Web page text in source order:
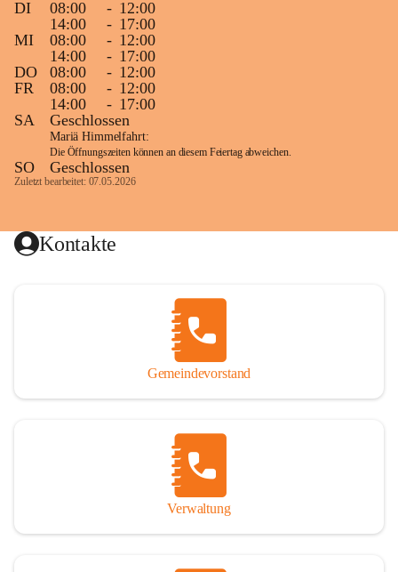
DI
08:00 - 12:00
14:00
- 17:00
MI
08:00 - 12:00
14:00
- 17:00
DO
08:00 - 12:00
FR
08:00 - 12:00
14:00
- 17:00
SA
Geschlossen
Mariä Himmelfahrt:
Die Öffnungszeiten können an diesem Feiertag abweichen.
SO Geschlossen
Zuletzt bearbeitet: 07.05.2026
Kontakte
Gemeindevorstand
Verwaltung